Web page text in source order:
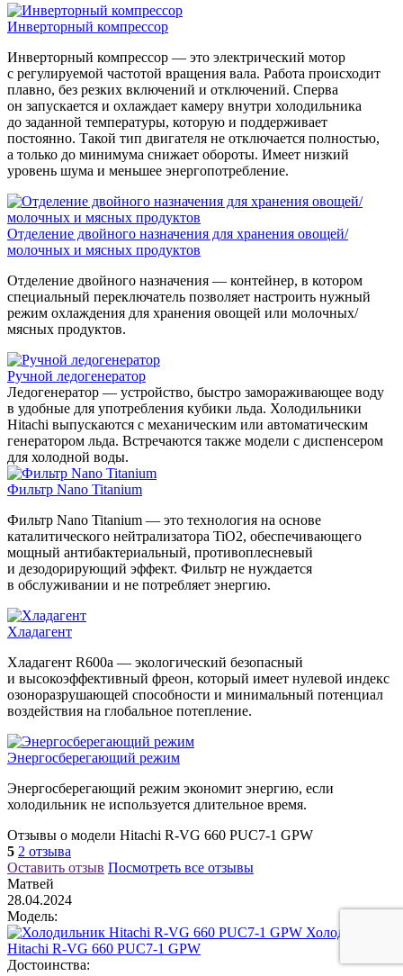
Инверторный компрессор
Инверторный компрессор — это электрический мотор
с регулируемой частотой вращения вала. Работа происходит
плавно, без резких включений и отключений. Сперва
он запускается и охлаждает камеру внутри холодильника
до заданной температуры, которую и поддерживает
постоянно. Такой тип двигателя не отключается полностью,
а только до минимума снижает обороты. Имеет низкий
уровень шума и меньшее энергопотребление.
Отделение двойного назначения для хранения овощей/
молочных и мясных продуктов
Отделение двойного назначения — контейнер, в котором
специальный переключатель позволяет настроить нужный
режим охлаждения для хранения овощей или молочных/
мясных продуктов.
Ручной ледогенератор
Ледогенератор — устройство, быстро замораживающее воду
в удобные для употребления кубики льда. Холодильники
Hitachi выпускаются с механическим или автоматическим
генератором льда. Встречаются также модели с диспенсером
для холодной воды.
Фильтр Nano Titanium
Фильтр Nano Titanium — это технология на основе
каталитического нейтрализатора TiO2, обеспечивающего
мощный антибактериальный, противоплесневый
и дезодорирующий эффект. Фильтр не нуждается
в обслуживании и не потребляет энергию.
Хладагент
Хладагент R600a — экологический безопасный
и высокоэффективный фреон, который имеет нулевой индекс
озоноразрушающей способности и минимальный потенциал
воздействия на глобальное потепление.
Энергосберегающий режим
Энергосберегающий режим экономит энергию, если
холодильник не используется длительное время.
Отзывы о модели Hitachi R-VG 660 PUC7-1 GPW
5 2 отзыва
Оставить отзыв Посмотреть все отзывы
Матвей
28.04.2024
Модель:
Холодильник
Hitachi R-VG 660 PUC7-1 GPW
Достоинства: